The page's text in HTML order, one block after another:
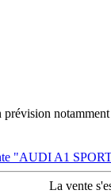
"AUDI A1
La vente